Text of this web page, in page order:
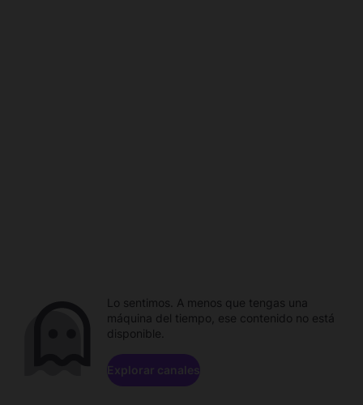
Lo sentimos. A menos que tengas una
máquina del tiempo, ese contenido no está
disponible.
Explorar canales